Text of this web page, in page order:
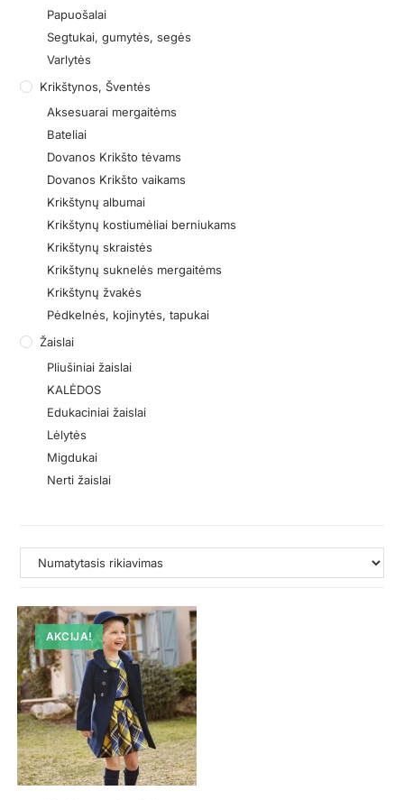
Papuošalai
Segtukai, gumytės, segės
Varlytės
Krikštynos, Šventės
Aksesuarai mergaitėms
Bateliai
Dovanos Krikšto tėvams
Dovanos Krikšto vaikams
Krikštynų albumai
Krikštynų kostiumėliai berniukams
Krikštynų skraistės
Krikštynų suknelės mergaitėms
Krikštynų žvakės
Pėdkelnės, kojinytės, tapukai
Žaislai
Pliušiniai žaislai
KALĖDOS
Edukaciniai žaislai
Lėlytės
Migdukai
Nerti žaislai
AKCIJA!